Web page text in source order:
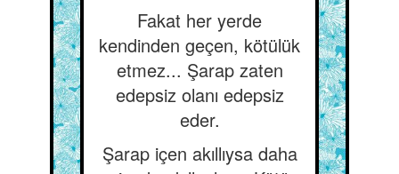
Fakat her yerde
kendinden geçen, kötülük
etmez... Şarap zaten
edepsiz olanı edepsiz
eder.
Şarap içen akıllıysa daha